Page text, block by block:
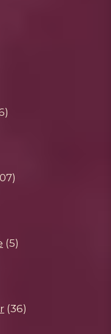
16
107
55
3636